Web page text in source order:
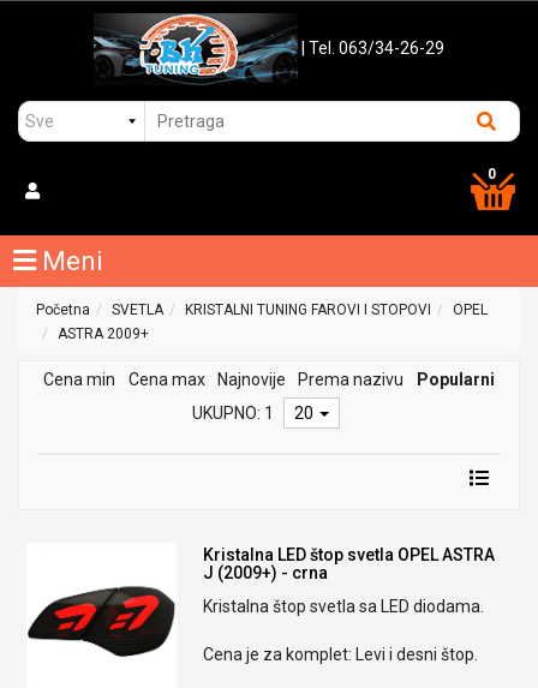
| Tel. 063/34-26-29
0
Meni
Početna SVETLA KRISTALNI TUNING FAROVI I STOPOVI
OPEL
ASTRA 2009+
Cena min Cena max Najnovije Prema nazivu
Popularni
UKUPNO: 1
20
Kristalna LED štop svetla OPEL ASTRA
J (2009+) - crna
Kristalna štop svetla sa LED diodama.
Cena je za komplet: Levi i desni štop.